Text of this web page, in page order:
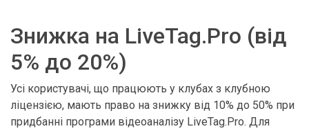
Знижка на LiveTag.Pro (від
5% до 20%)
Усі користувачі, що працюють у клубах з клубною
ліцензією, мають право на знижку від 10% до 50% при
придбанні програми відеоаналізу LiveTag.Pro. Для